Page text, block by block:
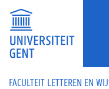
Overslaan en naar de inhoud gaan
FACULTEIT LETTEREN EN